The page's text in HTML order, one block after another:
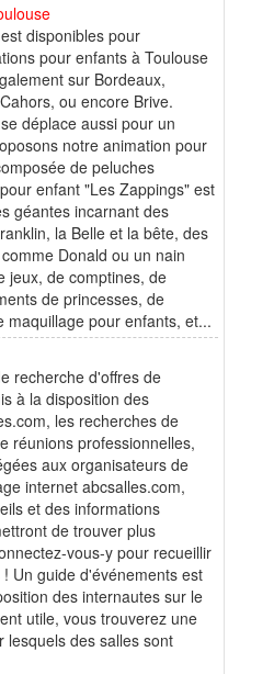
disponibles pour
pour enfants à Toulouse
sur Bordeaux,
ou encore Brive.
déplace aussi pour un
notre animation pour
de peluches
enfant "Les Zappings" est
géantes incarnant des
la Belle et la bête, des
Donald ou un nain
jeux, de comptines, de
de princesses, de
maquillage pour enfants, et...
recherche d'offres de
à la disposition des
les recherches de
réunions professionnelles,
aux organisateurs de
internet abcsalles.com,
et des informations
de trouver plus
vous-y pour recueillir
Un guide d'événements est
des internautes sur le
utile, vous trouverez une
lesquels des salles sont